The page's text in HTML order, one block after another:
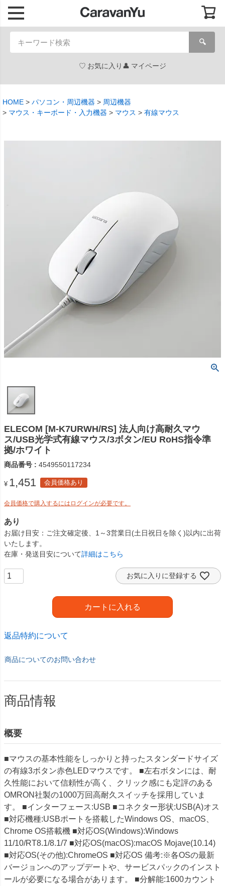
🔍
お気に入り マイページ
HOME パソコン・周辺機器
周辺機器
マウス・キーボード・入力機器
マウス 有線マウス
ELECOM [M-K7URWH/RS] 法人向け高耐久マウ
ス/USB光学式有線マウス/3ボタン/EU RoHS指令準
拠/ホワイト
商品番号 4549550117234
¥ 1,451 会員価格あり
会員価格で購入するにはログインが必要です。
あり
お届け目安
ご注文確定後、1～3営業日(土日祝日を除く)以内に出荷
いたします。
在庫・発送目安について詳細はこちら
お気に入りに登録する
カートに入れる
返品特約について
商品についてのお問い合わせ
商品情報
概要
■マウスの基本性能をしっかりと持ったスタンダードサイズ
の有線3ボタン赤色LEDマウスです。 ■左右ボタンには、耐
久性能において信頼性が高く、クリック感にも定評のある
OMRON社製の1000万回高耐久スイッチを採用していま
す。 ■インターフェース:USB ■コネクター形状:USB(A)オス
■対応機種:USBポートを搭載したWindows OS、macOS、
Chrome OS搭載機 ■対応OS(Windows):Windows
11/10/RT8.1/8.1/7 ■対応OS(macOS):macOS Mojave(10.14)
■対応OS(その他):ChromeOS ■対応OS 備考:※各OSの最新
バージョンへのアップデートや、サービスパックのインスト
ールが必要になる場合があります。 ■分解能:1600カウント